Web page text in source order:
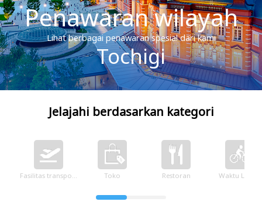
Penawaran wilayah
Lihat berbagai penawaran spesial dari kami
Tochigi
Jelajahi berdasarkan kategori
Fasilitas transportasi Toko Restoran Waktu Luang